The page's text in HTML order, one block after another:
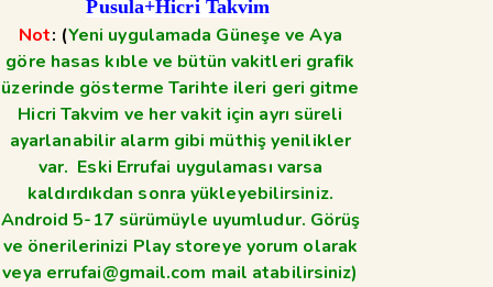
Pusula+Hicri Takvim
Not: (Yeni uygulamada Güneşe ve Aya
göre hasas kıble ve bütün vakitleri grafik
üzerinde gösterme Tarihte ileri geri gitme
Hicri Takvim ve her vakit için ayrı süreli
ayarlanabilir alarm gibi müthiş yenilikler
var. Eski Errufai uygulaması varsa
kaldırdıkdan sonra yükleyebilirsiniz.
Android 5-17 sürümüyle uyumludur. Görüş
ve önerilerinizi Play storeye yorum olarak
veya errufai@gmail.com mail atabilirsiniz)